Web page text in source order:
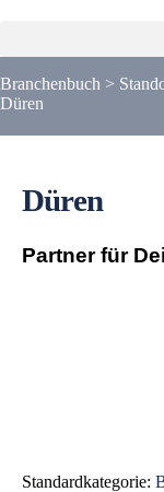
Branchenbuch >
Düren
Düren
Partner für
Standardkategorie: